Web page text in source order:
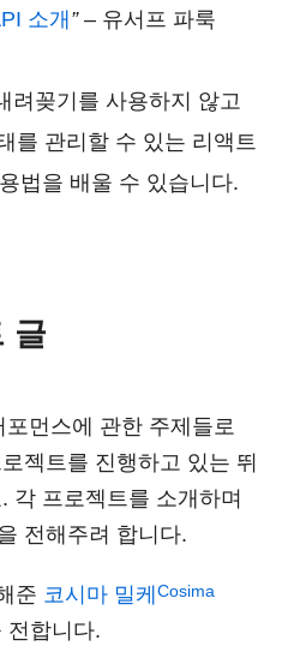
소개 ” – 유서프 파룩
려꽂기를 사용하지 않고
를 관리할 수 있는 리액트
법을 배울 수 있습니다.
글
먼스에 관한 주제들로
젝트를 진행하고 있는 뛰
각 프로젝트를 소개하며
전해주려 합니다.
준 코시마 밀케 Cosima
전합니다.